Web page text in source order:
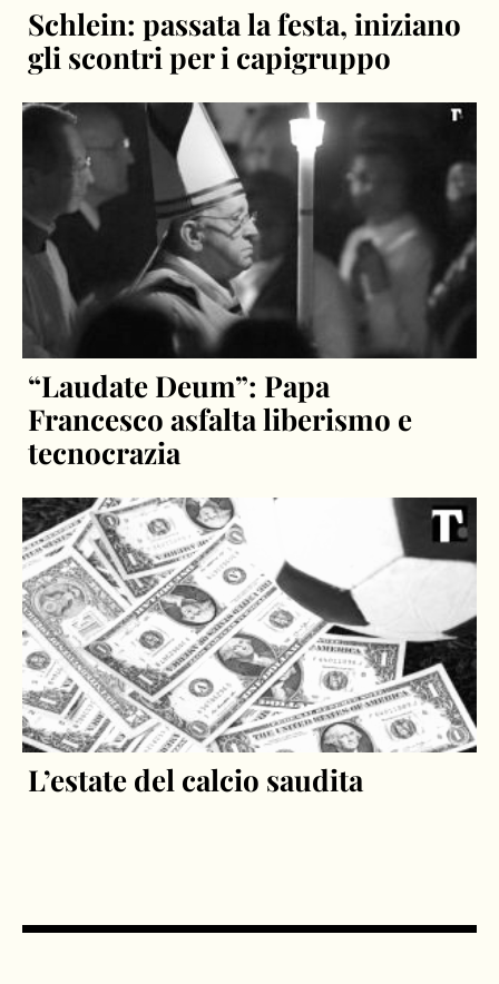
Schlein: passata la festa, iniziano
gli scontri per i capigruppo
“Laudate Deum”: Papa
Francesco asfalta liberismo e
tecnocrazia
L’estate del calcio saudita